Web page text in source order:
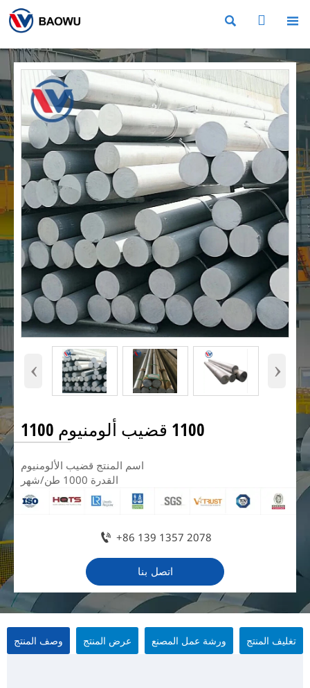
  
‹ ›
1100 قضيب ألومنيوم 1100
اسم المنتج قضيب الألومنيوم
القدرة 1000 طن/شهر
 +86 139 1357 2078
اتصل بنا
وصف المنتج عرض المنتج ورشة عمل المصنع تغليف المنتج